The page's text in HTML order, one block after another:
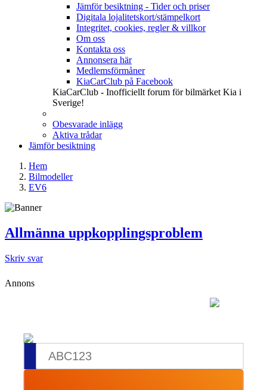
Jämför besiktning - Tider och priser
Digitala lojalitetskort/stämpelkort
Integritet, cookies, regler & villkor
Om oss
Kontakta oss
Annonsera här
Medlemsförmåner
KiaCarClub på Facebook
KiaCarClub - Inofficiellt forum för bilmärket Kia i
Sverige!
Obesvarade inlägg
Aktiva trådar
Jämför besiktning
Hem
Bilmodeller
EV6
Allmänna uppkopplingsproblem
Skriv svar
Annons